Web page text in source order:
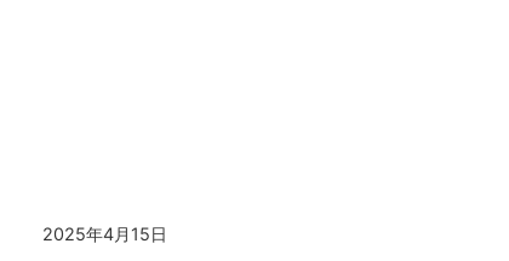
2025年4月15日